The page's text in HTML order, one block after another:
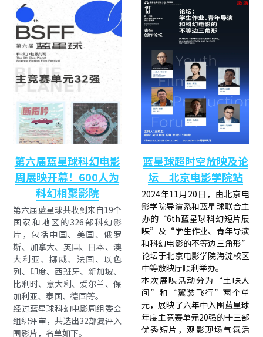
第六届蓝星球科幻电影
周展映开幕！600人为
科幻相聚影院
第六届蓝星球共收到来自19个
国家和地区的326部科幻影
片，包括中国、美国、俄罗
斯、加拿大、英国、日本、澳
大利亚、挪威、法国、以色
列、印度、西班牙、新加坡、
比利时、意大利、爱尔兰、保
加利亚、泰国、德国等。
经过蓝星球科幻电影周组委会
组织评审，共选出32部复评入
围影片，名单如下。
蓝星球超时空放映及论
坛｜北京电影学院站
2024年11月20日，由北京电
影学院导演系和蓝星球联合主
办的“6th蓝星球科幻短片展
映”及“学生作业、青年导演
和科幻电影的不等边三角形”
论坛于北京电影学院海淀校区
中等放映厅顺利举办。
本次展映活动分为“土味人
间”和“翼装飞行”两个单
元，展映了六年中入围蓝星球
年度主竞赛单元20强的十三部
优秀短片，观影现场气氛活